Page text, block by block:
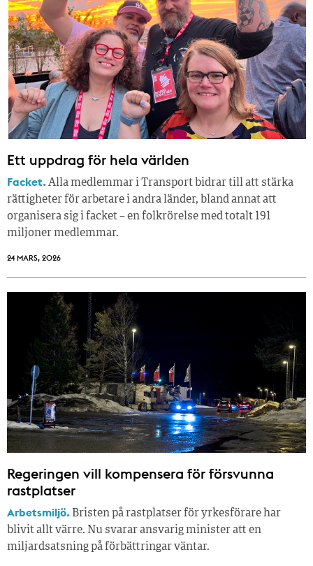
Ett uppdrag för hela världen
Facket.Alla medlemmar i Transport bidrar till att stärka
rättigheter för arbetare i andra länder, bland annat att
organisera sig i facket – en folkrörelse med totalt 191
miljoner medlemmar.
24 MARS, 2026
Regeringen vill kompensera för försvunna
rastplatser
Arbetsmiljö. Bristen på rastplatser för yrkesförare har
blivit allt värre. Nu svarar ansvarig minister att en
miljardsatsning på förbättringar väntar.